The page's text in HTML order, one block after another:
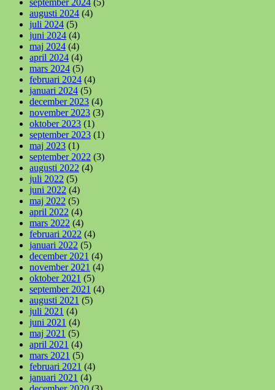
augusti 2024 (4)
juli 2024 (5)
juni 2024 (4)
maj 2024 (4)
april 2024 (4)
mars 2024 (5)
februari 2024 (4)
januari 2024 (5)
december 2023 (4)
november 2023 (3)
oktober 2023 (1)
september 2023 (1)
maj 2023 (1)
september 2022 (3)
augusti 2022 (4)
juli 2022 (5)
juni 2022 (4)
maj 2022 (5)
april 2022 (4)
mars 2022 (4)
februari 2022 (4)
januari 2022 (5)
december 2021 (4)
november 2021 (4)
oktober 2021 (5)
september 2021 (4)
augusti 2021 (5)
juli 2021 (4)
juni 2021 (4)
maj 2021 (5)
april 2021 (4)
mars 2021 (5)
februari 2021 (4)
januari 2021 (4)